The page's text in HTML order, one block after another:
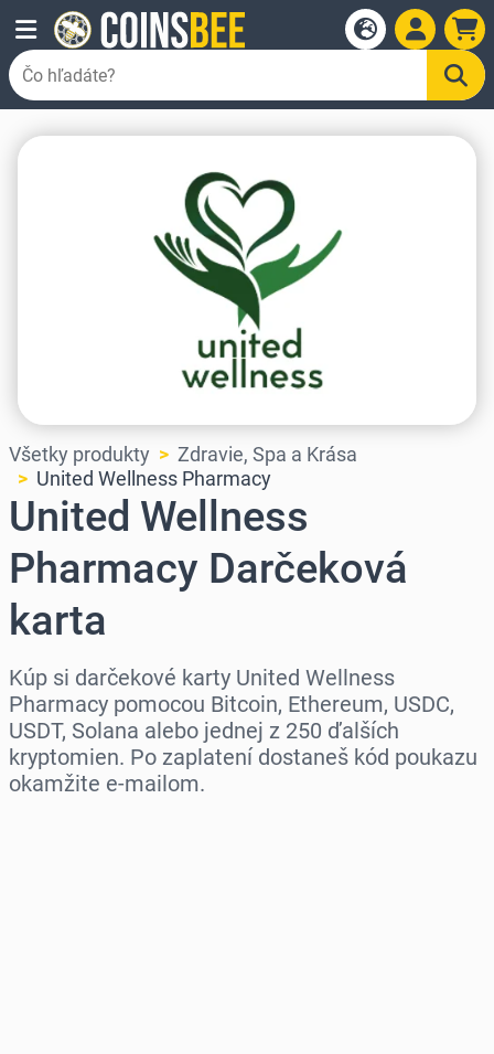
Všetky produkty
Zdravie, Spa a Krása
United Wellness Pharmacy
United Wellness
Pharmacy Darčeková
karta
Kúp si darčekové karty United Wellness
Pharmacy pomocou Bitcoin, Ethereum, USDC,
USDT, Solana alebo jednej z 250 ďalších
kryptomien. Po zaplatení dostaneš kód poukazu
okamžite e-mailom.